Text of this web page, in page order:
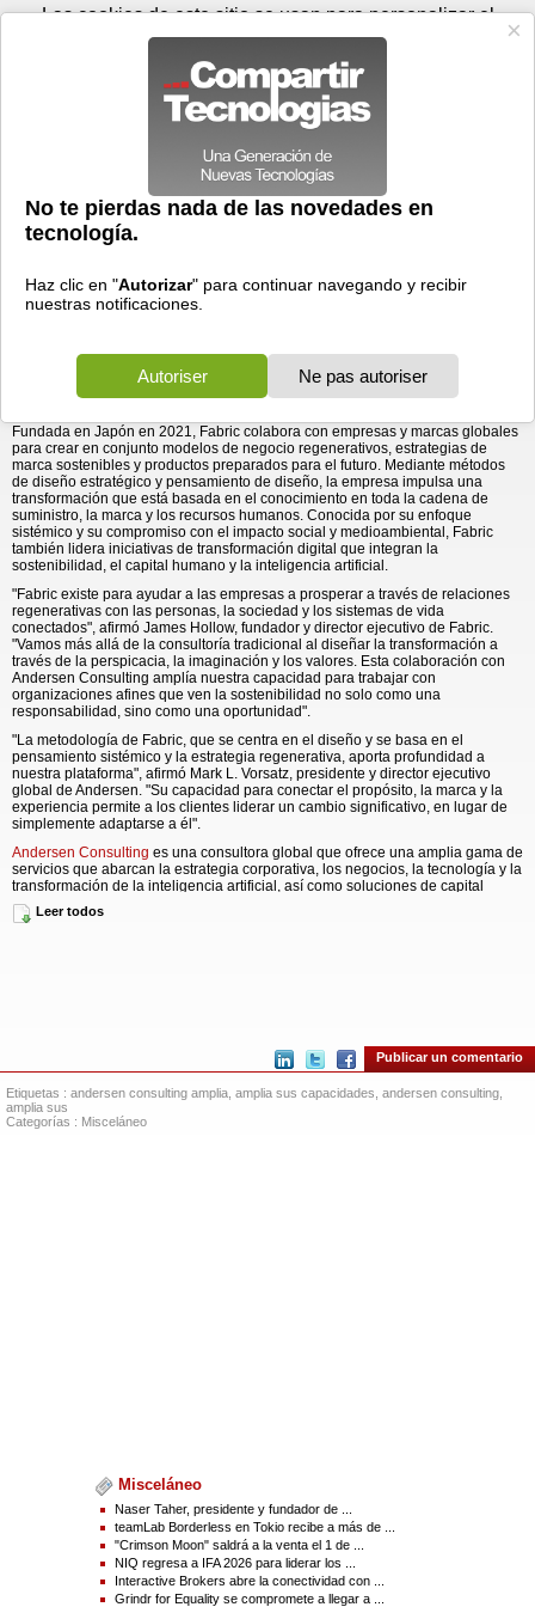
Prensa Videos
Communicados de prensa >
> Andersen Consulting amplía sus
capacidades de transformación empresarial con ...
Andersen Consulting amplía sus capacidades de
transformación empresarial con Fabric
28/08/2025 - 18:28 por
Andersen Consulting amplía su plataforma mediante un acuerdo de
colaboración con Fabric, una empresa de diseño estratégico que trabaja con
Andersen Consulting amplía su plataforma mediante un acuerdo de
colaboración con Fabric, una empresa de diseño estratégico que trabaja con
organizaciones para integrar la sostenibilidad en la cadena de suministro y la
innovación centrada en las personas en toda la cultura y las operaciones.
Fundada en Japón en 2021, Fabric colabora con empresas y marcas globales
para crear en conjunto modelos de negocio regenerativos, estrategias de
marca sostenibles y productos preparados para el futuro. Mediante métodos
de diseño estratégico y pensamiento de diseño, la empresa impulsa una
transformación que está basada en el conocimiento en toda la cadena de
suministro, la marca y los recursos humanos. Conocida por su enfoque
sistémico y su compromiso con el impacto social y medioambiental, Fabric
también lidera iniciativas de transformación digital que integran la
sostenibilidad, el capital humano y la inteligencia artificial.
"Fabric existe para ayudar a las empresas a prosperar a través de relaciones
regenerativas con las personas, la sociedad y los sistemas de vida
conectados", afirmó James Hollow, fundador y director ejecutivo de Fabric.
"Vamos más allá de la consultoría tradicional al diseñar la transformación a
través de la perspicacia, la imaginación y los valores. Esta colaboración con
Andersen Consulting amplía nuestra capacidad para trabajar con
organizaciones afines que ven la sostenibilidad no solo como una
responsabilidad, sino como una oportunidad".
"La metodología de Fabric, que se centra en el diseño y se basa en el
pensamiento sistémico y la estrategia regenerativa, aporta profundidad a
nuestra plataforma", afirmó Mark L. Vorsatz, presidente y director ejecutivo
global de Andersen. "Su capacidad para conectar el propósito, la marca y la
experiencia permite a los clientes liderar un cambio significativo, en lugar de
simplemente adaptarse a él".
Andersen Consulting es una consultora global que ofrece una amplia gama de
servicios que abarcan la estrategia corporativa, los negocios, la tecnología y la
transformación de la inteligencia artificial, así como soluciones de capital
humano. Andersen Consulting se integra con el modelo de servicio
multidimensional de
El texto original en el idioma fuente de este comunicado es la versión oficial
autorizada. Las traducciones solo se suministran como adaptación y deben
tendrá un efecto legal.
Leer todos
Publicar un comentario
Etiquetas : andersen consulting amplia amplia sus capacidades andersen consulting
amplia sus
Categorías : Misceláneo
Misceláneo
Naser Taher, presidente y fundador de ...
teamLab Borderless en Tokio recibe a más de ...
"Crimson Moon" saldrá a la venta el 1 de ...
NIQ regresa a IFA 2026 para liderar los ...
Interactive Brokers abre la conectividad con ...
Grindr for Equality se compromete a llegar a ...
Viernes 07 de agosto - 10:24 Registrar Conectar
Las cookies de este sitio se usan para personalizar el
contenido y los anuncios, para ofrecer funciones de medios
sociales y para analizar el tráfico. Además, compartimos
información sobre el uso que haga del sitio web con nuestros
partners de medios sociales, de publicidad y de análisis
web.
OK